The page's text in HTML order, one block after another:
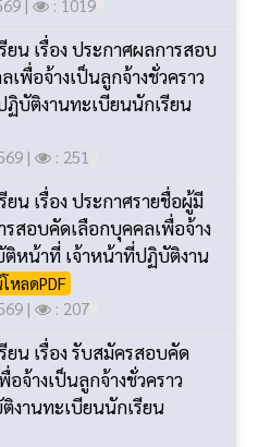
|
: 1019
ยน เรื่อง ประกาศผลการสอบ
เพื่อจ้างเป็นลูกจ้างชั่วคราว
บัติงานทะเบียนนักเรียน
|
: 251
ยน เรื่อง ประกาศรายชื่อผู้มี
รสอบคัดเลือกบุคคลเพื่อจ้าง
ติหน้าที่ เจ้าหน้าที่ปฏิบัติงาน
หลดPDF
|
: 207
ยน เรื่อง รับสมัครสอบคัด
อจ้างเป็นลูกจ้างชั่วคราว
งานทะเบียนนักเรียน